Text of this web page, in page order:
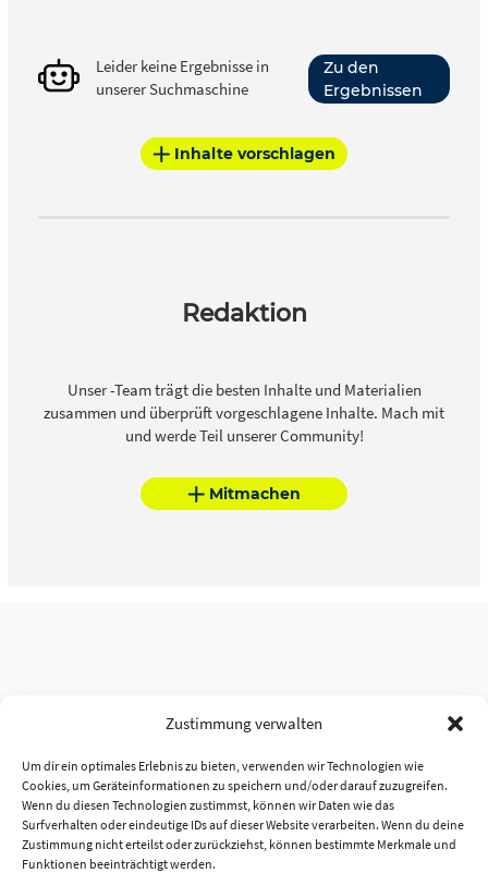
Zustimmung verwalten
Um dir ein optimales Erlebnis zu bieten, verwenden wir Technologien wie
Cookies, um Geräteinformationen zu speichern und/oder darauf zuzugreifen.
Wenn du diesen Technologien zustimmst, können wir Daten wie das
Surfverhalten oder eindeutige IDs auf dieser Website verarbeiten. Wenn du deine
Zustimmung nicht erteilst oder zurückziehst, können bestimmte Merkmale und
Funktionen beeinträchtigt werden.
Leider keine Ergebnisse in
unserer Suchmaschine
Zu den
Ergebnissen
Inhalte vorschlagen
Redaktion
Unser -Team trägt die besten Inhalte und Materialien
zusammen und überprüft vorgeschlagene Inhalte. Mach mit
und werde Teil unserer Community!
Mitmachen